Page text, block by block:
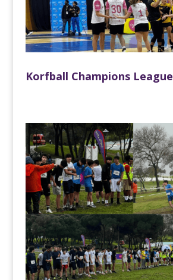
Korfball Champions League